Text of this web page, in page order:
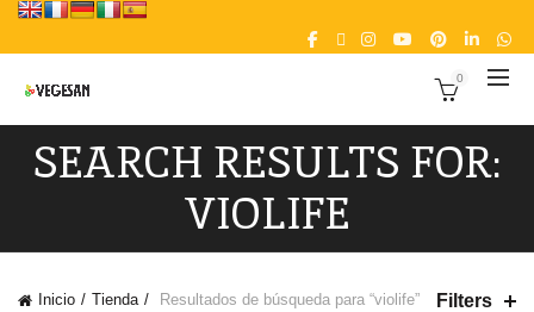
0
SEARCH RESULTS FOR:
VIOLIFE
Inicio Tienda Resultados de búsqueda para “violife” Filters